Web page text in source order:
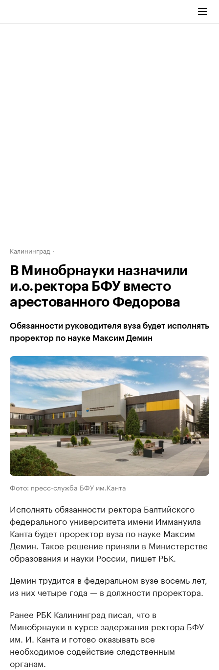
Калининград
В Минобрнауки назначили
и.о.ректора БФУ вместо
арестованного Федорова
Обязанности руководителя вуза будет исполнять
проректор по науке Максим Демин
Фото: пресс-служба БФУ им.Канта
Исполнять обязанности ректора Балтийского
федерального университета имени Иммануила
Канта будет проректор вуза по науке Максим
Демин. Такое решение приняли в Министерстве
образования и науки России, пишет РБК.
Демин трудится в федеральном вузе восемь лет,
из них четыре года — в должности проректора.
Ранее РБК Калининград писал, что в
Минобрнауки в курсе задержания ректора БФУ
им. И. Канта и готово оказывать все
необходимое содействие следственным
органам.